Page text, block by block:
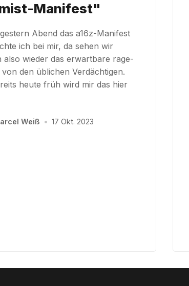
Manifest"
Abend das a16z-Manifest
ich bei mir, da sehen wir
also wieder das erwartbare rage-
von den üblichen Verdächtigen.
heute früh wird mir das hier
Weiß • 17 Okt. 2023